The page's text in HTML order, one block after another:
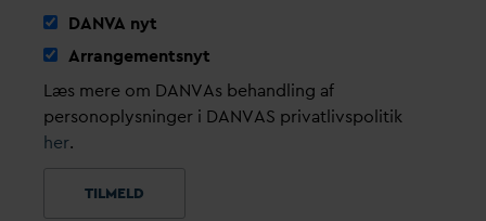
DANVA nyt
Arrangementsnyt
Læs mere om DANVAs behandling af
personoplysninger i DANVAS privatlivspolitik
her.